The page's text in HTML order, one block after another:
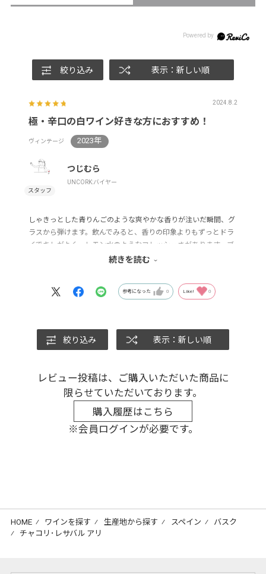
絞り込み 表示：新しい順
2024.8.2
極・辛口の白ワイン好きな方におすすめ！
ヴィンテージ 2023年
つじむら
UNCORK:バイヤー
しゃきっとした青りんごのような爽やかな香りが注いだ瞬間、グ
ラスから弾けます。飲んでみると、香りの印象よりもずっとドラ
イでキレがよく、レモン水のようなフレッシュさがあります。ブ
ルーのボトルも涼やかで、暑い夏にキンッキンに冷やしてさっぱ
続きを読む
参考になった 0 Like! 0
絞り込み 表示：新しい順
レビュー投稿は、ご購入いただいた商品に
限らせていただいております。
購入履歴はこちら
※会員ログインが必要です。
HOME ⁄ ワインを探す ⁄ 生産地から探す ⁄ スペイン ⁄ バスク
⁄ チャコリ･レサバル アリ